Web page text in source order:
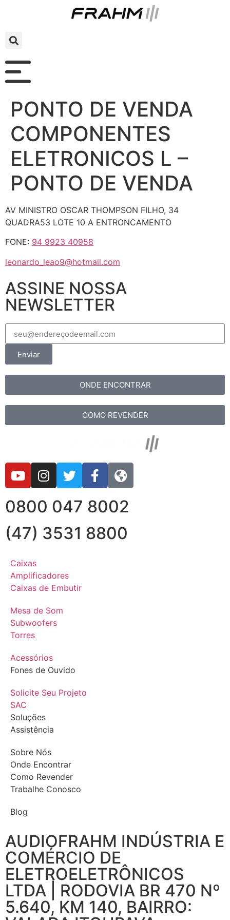
PONTO DE VENDA
COMPONENTES
ELETRONICOS L –
PONTO DE VENDA
AV MINISTRO OSCAR THOMPSON FILHO, 34
QUADRA53 LOTE 10 A ENTRONCAMENTO
FONE: 94 9923 40958
leonardo_leao9@hotmail.com
ASSINE NOSSA
NEWSLETTER
Enviar
ONDE ENCONTRAR
COMO REVENDER
0800 047 8002
(47) 3531 8800
Caixas
Amplificadores
Caixas de Embutir
Mesa de Som
Subwoofers
Torres
Acessórios
Fones de Ouvido
Solicite Seu Projeto
SAC
Soluções
Assistência
Sobre Nós
Onde Encontrar
Como Revender
Trabalhe Conosco
Blog
AUDIOFRAHM INDÚSTRIA E
COMÉRCIO DE
ELETROELETRÔNICOS
LTDA | RODOVIA BR 470 Nº
5.640, KM 140, BAIRRO: